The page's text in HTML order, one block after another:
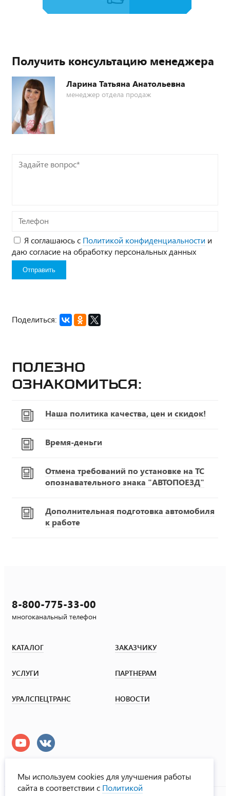
Получить консультацию менеджера
Ларина Татьяна Анатольевна
менеджер отдела продаж
Задайте
вопрос*
Телефон
Я соглашаюсь с Политикой конфиденциальности и
даю согласие на обработку персональных данных
Поделиться:
Полезно
ознакомиться:
Наша политика качества, цен и скидок!
Время-деньги
Отмена требований по установке на ТС
опознавательного знака "АВТОПОЕЗД"
Дополнительная подготовка автомобиля
к работе
8-800-775-33-00
многоканальный телефон
КАТАЛОГ ЗАКАЗЧИКУ
УСЛУГИ ПАРТНЕРАМ
УРАЛСПЕЦТРАНС НОВОСТИ
Мы используем cookies для улучшения работы
сайта в соответствии с Политикой